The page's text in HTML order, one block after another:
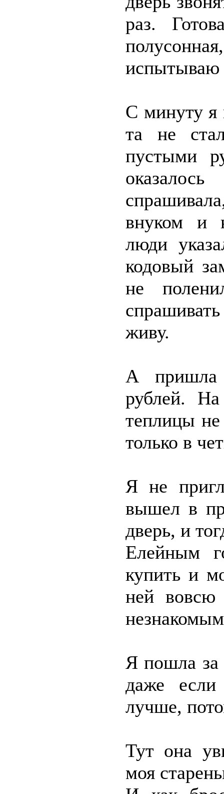
раз.
испытываю
С минуту я
та не
пустыми
внуком и
люди
кодовый
не
живу.
А пришла
рублей.
теплицы не
только в
Я не
вышел в
дверь, и
Елейным
купить и
ней вовсю
Я пошла за
даже
лучше,
Тут она
моя